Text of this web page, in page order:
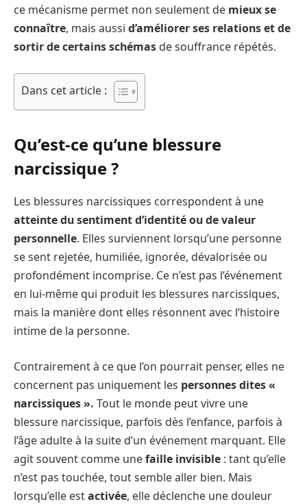
ce mécanisme permet non seulement de mieux se
connaître, mais aussi d’améliorer ses relations et de
sortir de certains schémas de souffrance répétés.
Dans cet article :
Qu’est-ce qu’une blessure
narcissique ?
Les blessures narcissiques correspondent à une
atteinte du sentiment d’identité ou de valeur
personnelle. Elles surviennent lorsqu’une personne
se sent rejetée, humiliée, ignorée, dévalorisée ou
profondément incomprise. Ce n’est pas l’événement
en lui-même qui produit les blessures narcissiques,
mais la manière dont elles résonnent avec l’histoire
intime de la personne.
Contrairement à ce que l’on pourrait penser, elles ne
concernent pas uniquement les personnes dites «
narcissiques ». Tout le monde peut vivre une
blessure narcissique, parfois dès l’enfance, parfois à
l’âge adulte à la suite d’un événement marquant. Elle
agit souvent comme unefaille invisible : tant qu’elle
n’est pas touchée, tout semble aller bien. Mais
lorsqu’elle estactivée, elle déclenche une douleur